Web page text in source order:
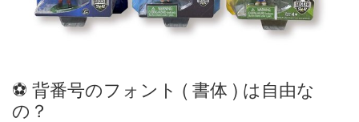
⚽ 背番号のフォント ( 書体 ) は自由な
の？